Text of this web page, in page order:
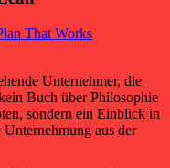
That Works
Unternehmer, die
Buch über Philosophie
sondern ein Einblick in
aus der